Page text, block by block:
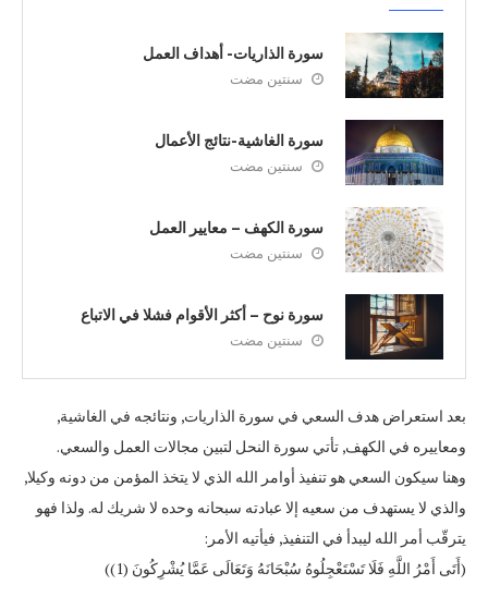
سورة الذاريات- أهداف العمل
سنتين مضت
سورة الغاشية-نتائج الأعمال
سنتين مضت
سورة الكهف – معايير العمل
سنتين مضت
سورة نوح – أكثر الأقوام فشلا في الاتباع
سنتين مضت
بعد استعراض هدف السعي في سورة الذاريات, ونتائجه في الغاشية,
ومعاييره في الكهف, تأتي سورة النحل لتبين مجالات العمل والسعي.
وهنا سيكون السعي هو تنفيذ أوامر الله الذي لا يتخذ المؤمن من دونه وكيلا,
والذي لا يستهدف من سعيه إلا عبادته سبحانه وحده لا شريك له. ولذا فهو
يترقّب أمر الله ليبدأ في التنفيذ, فيأتيه الأمر:
(أَتَى أَمْرُ اللَّهِ فَلَا تَسْتَعْجِلُوهُ سُبْحَانَهُ وَتَعَالَى عَمَّا يُشْرِكُونَ (1))